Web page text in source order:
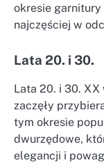
okresie garnitury
najczęściej w
Lata 20. i 30.
Lata 20. i 30.
zaczęły
tym okresie
dwurzędowe,
elegancji i